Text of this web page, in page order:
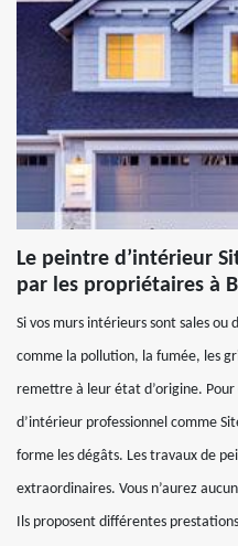
Le peintre d’intérieur
par les propriétaires à
Si vos murs intérieurs sont sales
comme la pollution, la fumée, les
remettre à leur état d’origine.
d’intérieur professionnel comme
forme les dégâts. Les travaux de
extraordinaires. Vous n’aurez
Ils proposent différentes